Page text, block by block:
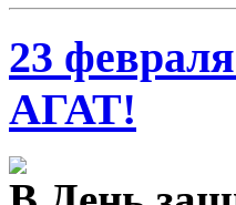
23
АГАТ!